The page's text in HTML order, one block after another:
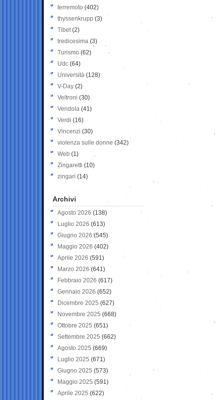
terremoto (402)
thyssenkrupp (3)
Tibet(2)
tredicesima (3)
Turismo (62)
Udc (64)
Università (128)
V-Day (2)
Veltroni (30)
Vendola (41)
Verdi (16)
Vincenzi (30)
violenza sulle donne (342)
Web (1)
Zingaretti (10)
zingari (14)
Archivi
Agosto 2026 (138)
Luglio 2026 (613)
Giugno 2026 (545)
Maggio 2026 (402)
Aprile 2026 (591)
Marzo 2026 (641)
Febbraio 2026 (617)
Gennaio 2026 (652)
Dicembre 2025 (627)
Novembre 2025 (668)
Ottobre 2025 (651)
Settembre 2025 (662)
Agosto 2025 (669)
Luglio 2025 (671)
Giugno 2025 (573)
Maggio 2025 (591)
Aprile 2025 (622)